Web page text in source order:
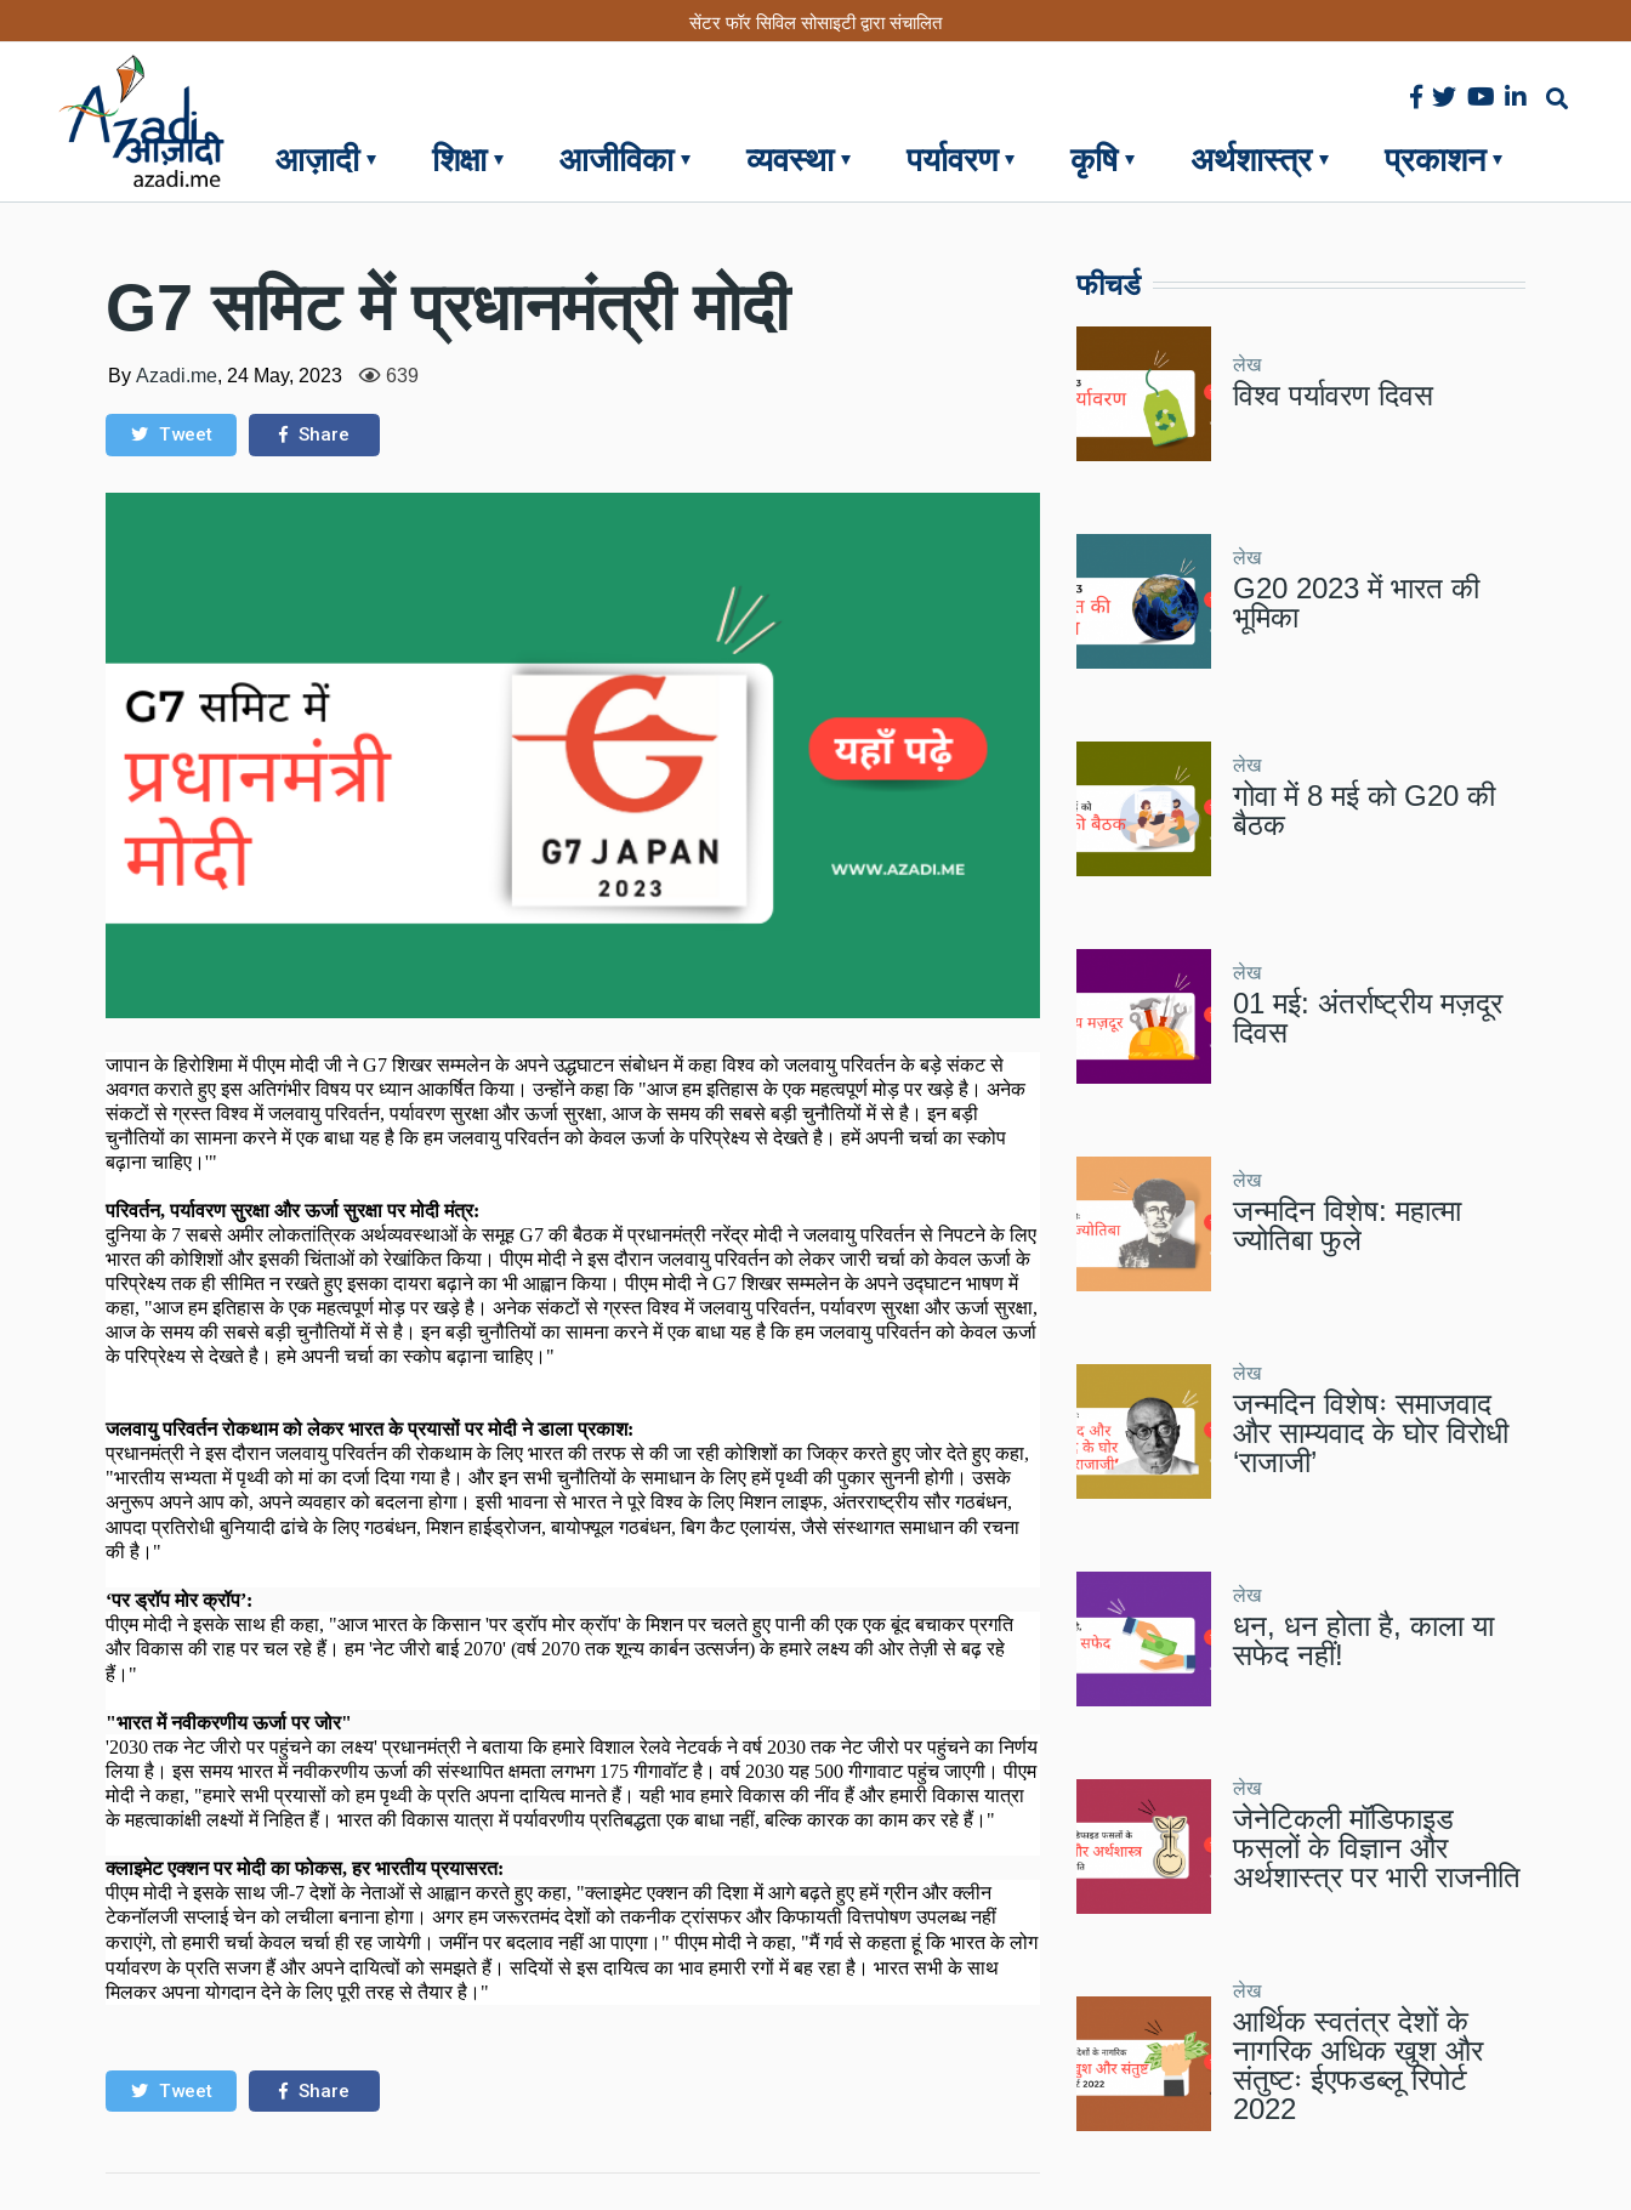
to
content
सेंटर फॉर सिविल सोसाइटी द्वारा संचालित
आज़ादी शिक्षा आजीविका व्यवस्था पर्यावरण कृषि अर्थशास्त्र प्रकाशन
G7 समिट में प्रधानमंत्री मोदी
By Azadi.me, 24 May, 2023 639
Tweet Share
जापान के हिरोशिमा में पीएम मोदी जी नेG7शिखर सम्मलेन के अपने उद्धघाटन संबोधन में कहा विश्व को जलवायु परिवर्तन के बड़े संकट से
अवगत कराते हुए इस अतिगंभीर विषय पर ध्यान आकर्षित किया। उन्होंने कहा कि "आज हम इतिहास के एक महत्वपूर्ण मोड़ पर खड़े है। अनेक
संकटों से ग्रस्त विश्व में जलवायु परिवर्तन,पर्यावरण सुरक्षा और ऊर्जा सुरक्षा, आज के समय की सबसे बड़ी चुनौतियों में से है। इन बड़ी
चुनौतियों का सामना करने में एक बाधा यह है कि हम जलवायु परिवर्तन को केवल ऊर्जा के परिप्रेक्ष्य से देखते है। हमें अपनी चर्चा का स्कोप
बढ़ाना चाहिए। '"
परिवर्तन,पर्यावरण सुरक्षा और ऊर्जा सुरक्षा पर मोदी मंत्र:
दुनिया के 7सबसे अमीर लोकतांत्रिक अर्थव्यवस्थाओं के समूह G7की बैठक में प्रधानमंत्री नरेंद्र मोदी ने जलवायु परिवर्तन से निपटने के लिए
भारत की कोशिशों और इसकी चिंताओं को रेखांकित किया। पीएम मोदी ने इस दौरान जलवायु परिवर्तन को लेकर जारी चर्चा को केवल ऊर्जा के
परिप्रेक्ष्य तक ही सीमित न रखते हुए इसका दायरा बढ़ाने का भी आह्वान किया। पीएम मोदी नेG7शिखर सम्मलेन के अपने उद्घाटन भाषण में
कहा, "आज हम इतिहास के एक महत्वपूर्ण मोड़ पर खड़े है। अनेक संकटों से ग्रस्त विश्व में जलवायु परिवर्तन,पर्यावरण सुरक्षा और ऊर्जा सुरक्षा,
आज के समय की सबसे बड़ी चुनौतियों में से है। इन बड़ी चुनौतियों का सामना करने में एक बाधा यह है कि हम जलवायु परिवर्तन को केवल ऊर्जा
के परिप्रेक्ष्य से देखते है। हमे अपनी चर्चा का स्कोप बढ़ाना चाहिए।"
जलवायु परिवर्तन रोकथाम को लेकर भारत के प्रयासों पर मोदी ने डाला प्रकाश:
प्रधानमंत्री ने इस दौरान जलवायु परिवर्तन की रोकथाम के लिए भारत की तरफ से की जा रही कोशिशों का जिक्र करते हुए जोर देते हुए कहा,
"भारतीय सभ्यता में पृथ्वी को मां का दर्जा दिया गया है। और इन सभी चुनौतियों के समाधान के लिए हमें पृथ्वी की पुकार सुननी होगी। उसके
अनुरूप अपने आप को, अपने व्यवहार को बदलना होगा । इसी भावना से भारत ने पूरे विश्व के लिए मिशन लाइफ, अंतरराष्ट्रीय सौर गठबंधन,
आपदा प्रतिरोधी बुनियादी ढांचे के लिए गठबंधन,मिशन हाईड्रोजन,बायोफ्यूल गठबंधन,बिग कैट एलायंस,जैसे संस्थागत समाधान की रचना
की है।"
‘पर ड्रॉप मोर क्रॉप’:
पीएम मोदी ने इसके साथ ही कहा, "आज भारत के किसान 'पर ड्रॉप मोर क्रॉप' के मिशन पर चलते हुए पानी की एक एक बूंद बचाकर प्रगति
और विकास की राह पर चल रहे हैं । हम 'नेट जीरो बाई 2070' (वर्ष 2070तक शून्य कार्बन उत्सर्जन) के हमारे लक्ष्य की ओर तेज़ी से बढ़ रहे
हैं।"
"भारत में नवीकरणीय ऊर्जा पर जोर"
'2030तक नेट जीरो पर पहुंचने का लक्ष्य' प्रधानमंत्री ने बताया कि हमारे विशाल रेलवे नेटवर्क ने वर्ष 2030तक नेट जीरो पर पहुंचने का निर्णय
लिया है। इस समय भारत में नवीकरणीय ऊर्जा की संस्थापित क्षमता लगभग 175गीगावॉट है। वर्ष 2030यह 500गीगावाट पहुंच जाएगी। पीएम
मोदी ने कहा, "हमारे सभी प्रयासों को हम पृथ्वी के प्रति अपना दायित्व मानते हैं। यही भाव हमारे विकास की नींव हैं और हमारी विकास यात्रा
के महत्वाकांक्षी लक्ष्यों में निहित हैं। भारत की विकास यात्रा में पर्यावरणीय प्रतिबद्धता एक बाधा नहीं,बल्कि कारक का काम कर रहे हैं।"
क्लाइमेट एक्शन पर मोदी का फोकस,हर भारतीय प्रयासरत:
पीएम मोदी ने इसके साथ जी-7देशों के नेताओं से आह्वान करते हुए कहा, "क्लाइमेट एक्शन की दिशा में आगे बढ़ते हुए हमें ग्रीन और क्लीन
टेकनॉलजी सप्लाई चेन को लचीला बनाना होगा । अगर हम जरूरतमंद देशों को तकनीक ट्रांसफर और किफायती वित्तपोषण उपलब्ध नहीं
कराएंगे,तो हमारी चर्चा केवल चर्चा ही रह जायेगी । जमींन पर बदलाव नहीं आ पाएगा।" पीएम मोदी ने कहा, "मैं गर्व से कहता हूं कि भारत के लोग
पर्यावरण के प्रति सजग हैं और अपने दायित्वों को समझते हैं। सदियों से इस दायित्व का भाव हमारी रगों में बह रहा है। भारत सभी के साथ
मिलकर अपना योगदान देने के लिए पूरी तरह से तैयार है ।"
Tweet Share
फीचर्ड
लेख
विश्व पर्यावरण दिवस
लेख
G20 2023 में भारत की
भूमिका
लेख
गोवा में 8 मई को G20 की
बैठक
लेख
01 मई: अंतर्राष्ट्रीय मज़दूर
दिवस
लेख
जन्मदिन विशेष: महात्मा
ज्योतिबा फुले
लेख
जन्मदिन विशेषः समाजवाद
और साम्यवाद के घोर विरोधी
‘राजाजी’
लेख
धन, धन होता है, काला या
सफेद नहीं!
लेख
जेनेटिकली मॉडिफाइड
फसलों के विज्ञान और
अर्थशास्त्र पर भारी राजनीति
लेख
आर्थिक स्वतंत्र देशों के
नागरिक अधिक खुश और
संतुष्टः ईएफडब्लू रिपोर्ट
2022